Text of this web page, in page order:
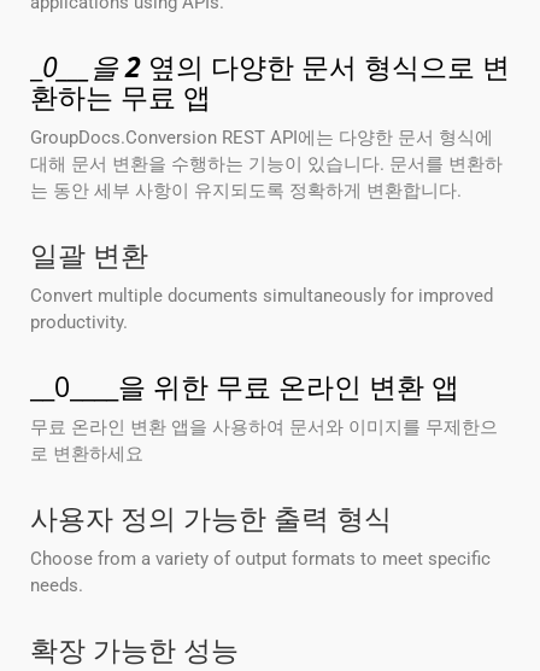
0___을2 옆의 다양한 문서 형식으로 변
환하는 무료 앱
GroupDocs.Conversion REST API에는 다양한 문서 형식에
대해 문서 변환을 수행하는 기능이 있습니다. 문서를 변환하
는 동안 세부 사항이 유지되도록 정확하게 변환합니다.
일괄 변환
Convert multiple documents simultaneously for improved
productivity.
__0____을 위한 무료 온라인 변환 앱
무료 온라인 변환 앱을 사용하여 문서와 이미지를 무제한으
로 변환하세요
사용자 정의 가능한 출력 형식
Choose from a variety of output formats to meet specific
needs.
확장 가능한 성능